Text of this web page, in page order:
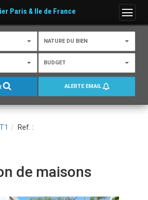
Menu
Paris & Ile de France
NATURE DU BIEN
BUDGET
ALERTE EMAIL
Ref. :
de maisons